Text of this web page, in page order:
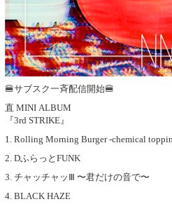
🍔サブスク一斉配信開始🍔
直 MINI ALBUM
『3rd STRIKE』
1. Rolling Morning Burger -chemical
2. DふらっとFUNK
3. チャッチャッⅢ 〜君だけの音で〜
4. BLACK HAZE